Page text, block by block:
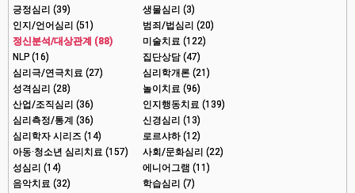
긍정심리 (39)
생물심리 (3)
인지/언어심리 (51)
범죄/법심리 (20)
정신분석/대상관계 (88)
미술치료 (122)
NLP (16)
집단상담 (47)
심리극/연극치료 (27)
심리학개론 (21)
성격심리 (28)
놀이치료 (96)
산업/조직심리 (36)
인지행동치료 (139)
심리측정/통계 (36)
신경심리 (13)
심리학자 시리즈 (14)
로르샤하 (12)
아동·청소년 심리치료 (157)
사회/문화심리 (22)
성심리 (14)
에니어그램 (11)
음악치료 (32)
학습심리 (7)